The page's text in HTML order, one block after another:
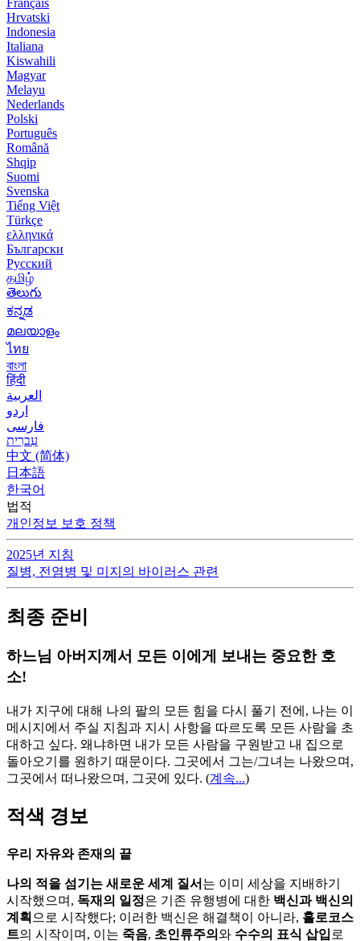
Hrvatski
Indonesia
Italiana
Kiswahili
Magyar
Melayu
Nederlands
Polski
Português
Română
Shqip
Suomi
Svenska
Tiếng Việt
Türkçe
ελληνικά
Български
Русский
தமிழ்
తెలుగు
ಕನ್ನಡ
മലയാളം
ไทย
বাংলা
हिंदी
العربية
اردو
فارسی
עִברִית
中文 (简体)
日本語
한국어
법적
개인정보 보호 정책
2025년 지침
질병, 전염병 및 미지의 바이러스 관련
최종 준비
하느님 아버지께서 모든 이에게 보내는 중요한 호
소!
내가 지구에 대해 나의 팔의 모든 힘을 다시 풀기 전에, 나는 이
메시지에서 주실 지침과 지시 사항을 따르도록 모든 사람을 초
대하고 싶다. 왜냐하면 내가 모든 사람을 구원받고 내 집으로
돌아오기를 원하기 때문이다. 그곳에서 그는/그녀는 나왔으며,
그곳에서 떠나왔으며, 그곳에 있다. (계속...)
적색 경보
우리 자유와 존재의 끝
나의 적을 섬기는 새로운 세계 질서 는 이미 세상을 지배하기
시작했으며, 독재의 일정은 기존 유행병에 대한 백신과 백신의
계획 으로 시작했다; 이러한 백신은 해결책이 아니라, 홀로코스
트의 시작이며, 이는 죽음, 초인류주의 와 수수의 표식 삽입 로